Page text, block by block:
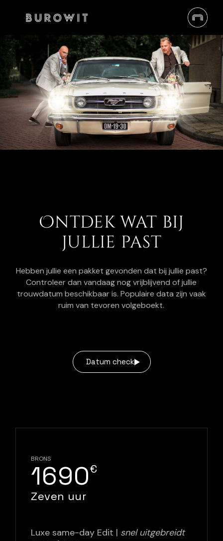
Ontdek wat bij
jullie past
Hebben jullie een pakket gevonden dat bij jullie past?
Controleer dan vandaag nog vrijblijvend of jullie
trouwdatum beschikbaar is. Populaire data zijn vaak
ruim van tevoren volgeboekt.
Datum check
BRONS
1690€
Zeven uur
Luxe same-day Edit | snel uitgebreidt